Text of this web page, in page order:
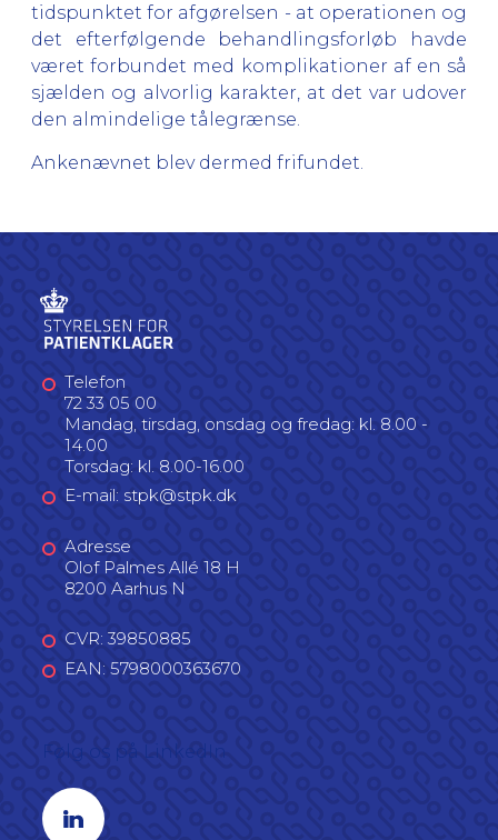
tidspunktet for afgørelsen - at operationen og
det efterfølgende behandlingsforløb havde
været forbundet med komplikationer af en så
sjælden og alvorlig karakter, at det var udover
den almindelige tålegrænse.
Ankenævnet blev dermed frifundet.
Telefon
72 33 05 00
Mandag, tirsdag, onsdag og fredag: kl. 8.00 -
14.00
Torsdag: kl. 8.00-16.00
E-mail: stpk@stpk.dk
Adresse
Olof Palmes Allé 18 H
8200 Aarhus N
CVR: 39850885
EAN: 5798000363670
Linkedin profil